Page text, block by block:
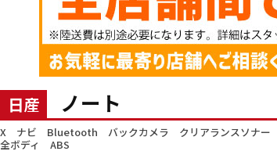
日産 ノート
X ナビ Bluetooth バックカメラ クリアランスソナー
全ボディ ABS